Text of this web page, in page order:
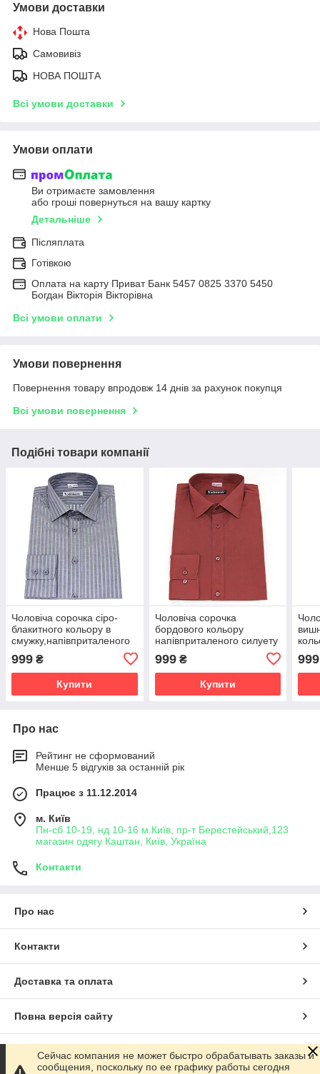
Умови доставки
Нова Пошта
Самовивіз
НОВА ПОШТА
Всі умови доставки
Умови оплати
Ви отримаєте замовлення
або гроші повернуться на вашу картку
Детальніше
Післяплата
Готівкою
Оплата на карту Приват Банк 5457 0825 3370 5450
Богдан Вікторія Вікторівна
Всі умови оплати
Умови повернення
Повернення товару впродовж 14 днів за рахунок покупця
Всі умови повернення
Подібні товари компанії
Чоловіча сорочка сіро-
блакитного кольору в
смужку,напівприталеного
999 ₴
Купити
Чоловіча сорочка
бордового кольору
напівприталеного силуету
999₴
Купити
999
Про нас
Рейтинг не сформований
Менше 5 відгуків за останній рік
Працює з 11.12.2014
м. Київ
Пн-сб 10-19, нд 10-16 м.Київ, пр-т Берестейський,123
магазин одягу Каштан, Київ, Україна
Контакти
Про нас
Контакти
Доставка та оплата
Повна версія сайту
Сайт створено на маркетплейсі Prom.ua
Сейчас компания не может быстро обрабатывать заказы и
сообщения, поскольку по ее графику работы сегодня